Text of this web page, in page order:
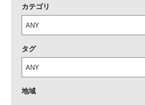
カテゴリ
タグ
地域